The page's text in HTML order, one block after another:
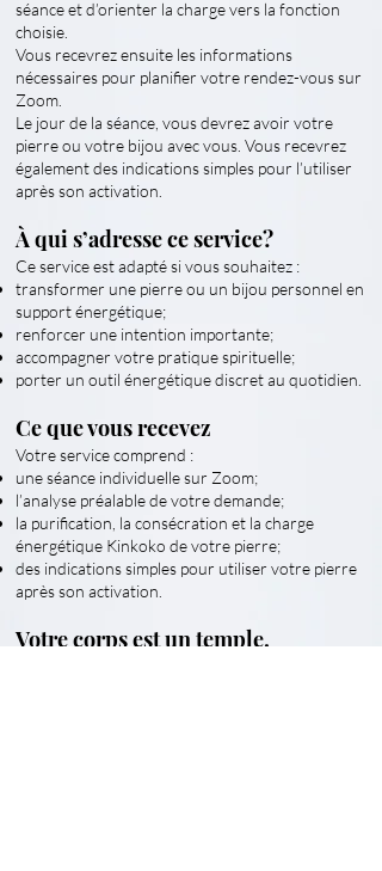
séance et d’orienter la charge vers la fonction
choisie.
Vous recevrez ensuite les informations
nécessaires pour planifier votre rendez-vous sur
Zoom.
Le jour de la séance, vous devrez avoir votre
pierre ou votre bijou avec vous. Vous recevrez
également des indications simples pour l’utiliser
après son activation.
À qui s’adresse ce service?
Ce service est adapté si vous souhaitez :
transformer une pierre ou un bijou personnel en
support énergétique;
renforcer une intention importante;
accompagner votre pratique spirituelle;
porter un outil énergétique discret au quotidien.
Ce que vous recevez
Votre service comprend :
une séance individuelle sur Zoom;
l’analyse préalable de votre demande;
la purification, la consécration et la charge
énergétique Kinkoko de votre pierre;
des indications simples pour utiliser votre pierre
après son activation.
Votre corps est un temple.